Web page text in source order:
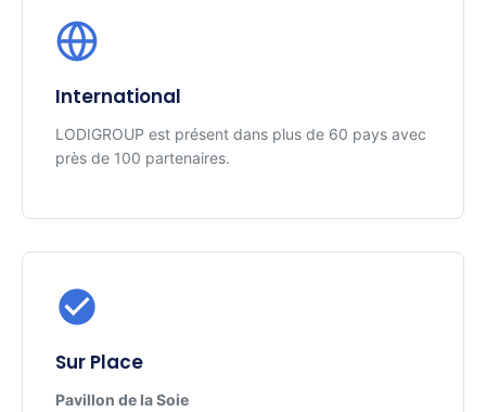
International
LODIGROUP est présent dans plus de 60 pays avec
près de 100 partenaires.
Sur Place
Pavillon de la Soie